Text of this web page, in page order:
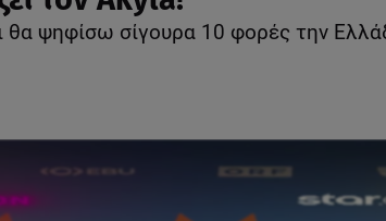
θα ψηφίσω σίγουρα 10 φορές την